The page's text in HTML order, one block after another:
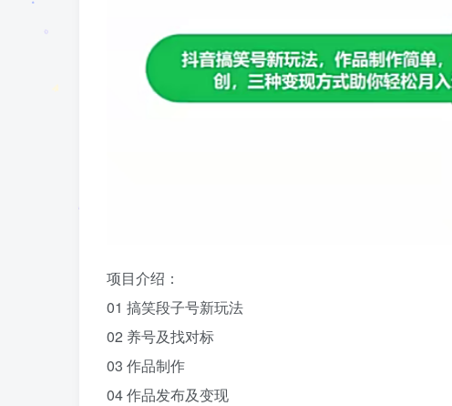
项目介绍：
01 搞笑段子号新玩法
02 养号及找对标
03 作品制作
04 作品发布及变现